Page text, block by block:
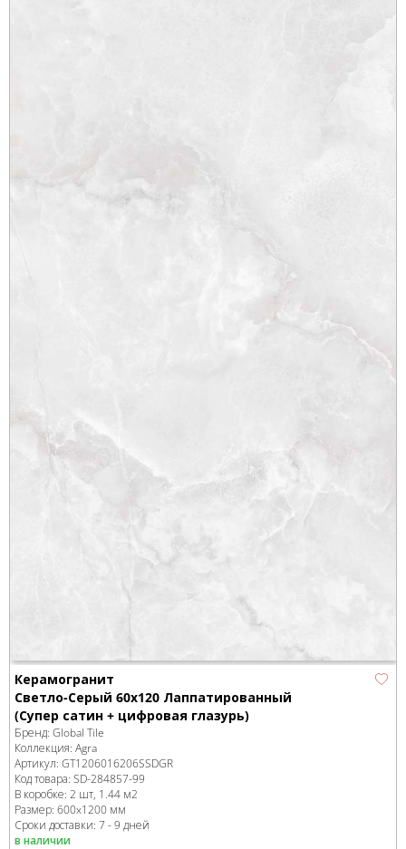
Керамогранит
Светло-Серый 60x120 Лаппатированный
(Супер сатин + цифровая глазурь)
Бренд: Global Tile
Коллекция: Agra
Артикул: GT1206016206SSDGR
Код товара: SD-284857-99
В коробке: 2 шт, 1.44 м2
Размер: 600x1200 мм
Сроки доставки: 7 - 9 дней
в наличии